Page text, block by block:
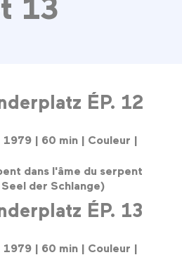
ÉP. 12
1979 | 60 min | Couleur |
dans l'âme du serpent
der Schlange)
ÉP. 13
1979 | 60 min | Couleur |